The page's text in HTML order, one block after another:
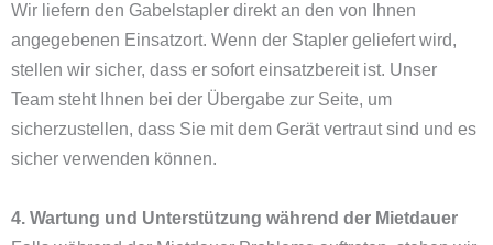
Wir liefern den Gabelstapler direkt an den von Ihnen
angegebenen Einsatzort. Wenn der Stapler geliefert wird,
stellen wir sicher, dass er sofort einsatzbereit ist. Unser
Team steht Ihnen bei der Übergabe zur Seite, um
sicherzustellen, dass Sie mit dem Gerät vertraut sind und es
sicher verwenden können.
4. Wartung und Unterstützung während der Mietdauer